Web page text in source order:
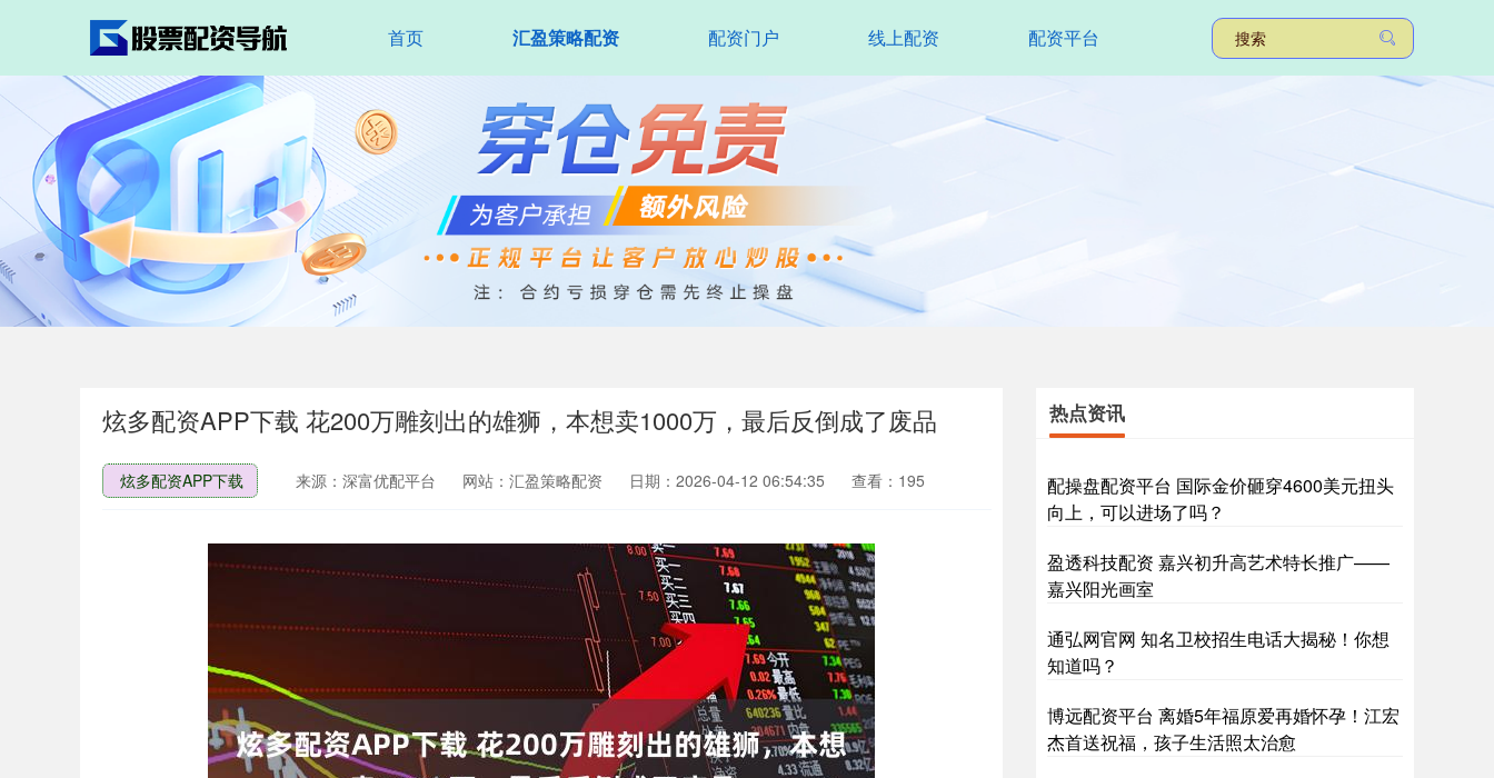
首页 汇盈策略配资 配资门户 线上配资 配资平台
炫多配资APP下载 花200万雕刻出的雄狮，本想卖1000万，最后反倒成了废品
炫多配资APP下载 来源：深富优配平台 网站：汇盈策略配资 日期：2026-04-12 06:54:35 查看：195
热点资讯
配操盘配资平台 国际金价砸穿4600美元扭头
向上，可以进场了吗？
盈透科技配资 嘉兴初升高艺术特长推广——
嘉兴阳光画室
通弘网官网 知名卫校招生电话大揭秘！你想
知道吗？
博远配资平台 离婚5年福原爱再婚怀孕！江宏
杰首送祝福，孩子生活照太治愈